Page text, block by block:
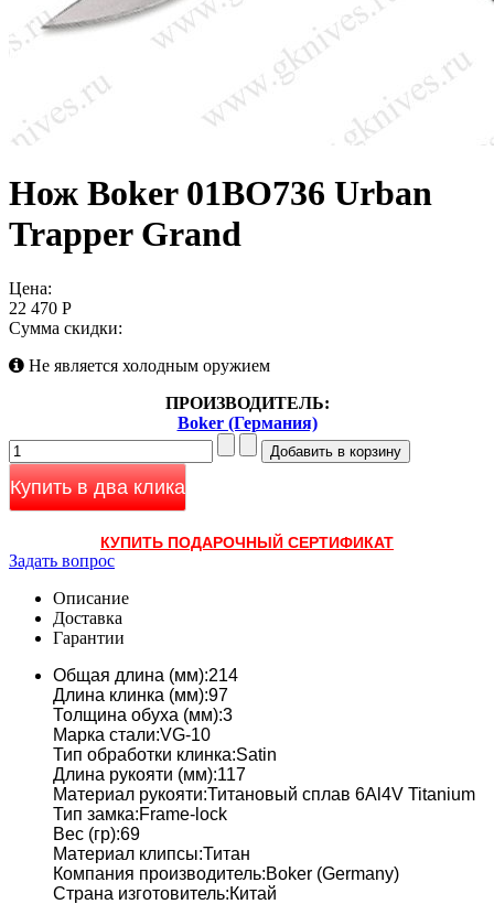
Нож Boker 01BO736 Urban
Trapper Grand
Цена:
22 470 Р
Сумма скидки:
Не является холодным оружием
ПРОИЗВОДИТЕЛЬ:
Boker (Германия)
Купить в два клика
КУПИТЬ ПОДАРОЧНЫЙ СЕРТИФИКАТ
Задать вопрос
Описание
Доставка
Гарантии
Общая длина (мм):214
Длина клинка (мм):97
Толщина обуха (мм):3
Марка стали:VG-10
Тип обработки клинка:Satin
Длина рукояти (мм):117
Материал рукояти:Титановый сплав 6Al4V Titanium
Тип замка:Frame-lock
Вес (гр):69
Материал клипсы:Титан
Компания производитель:Boker (Germany)
Страна изготовитель:Китай